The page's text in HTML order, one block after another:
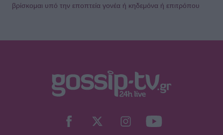
MEDIA
Κατερίνα Γερονικολού: Με κομψό
βρίσκομαι υπό την εποπτεία γονέα ή κηδεμόνα ή επιτρόπου